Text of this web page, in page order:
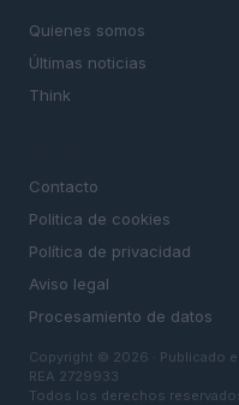
Quienes somos
Últimas noticias
Think
Contacto
Politica de cookies
Política de privacidad
Aviso legal
Procesamiento de datos
Copyright © 2026 · Publicado
REA 2729933
Todos los derechos